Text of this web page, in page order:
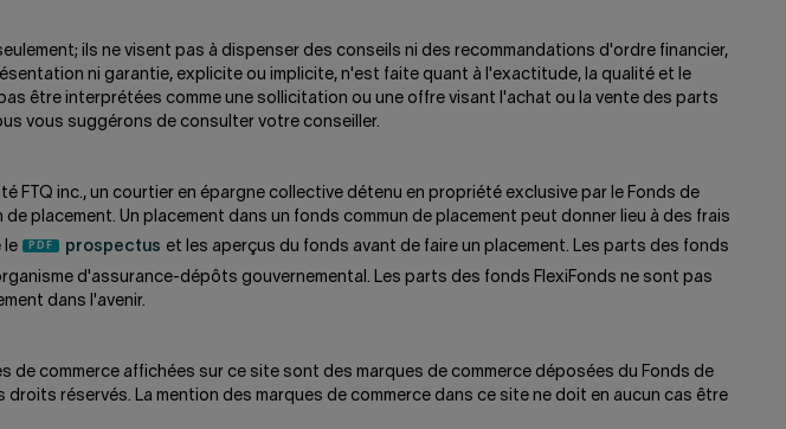
ils ne visent pas à dispenser des conseils ni des recommandations d'ordre financier,
ni garantie, explicite ou implicite, n'est faite quant à l'exactitude, la qualité et le
être interprétées comme une sollicitation ou une offre visant l'achat ou la vente des parts
vous suggérons de consulter votre conseiller.
inc., un courtier en épargne collective détenu en propriété exclusive par le Fonds de
placement. Un placement dans un fonds commun de placement peut donner lieu à des frais
le
prospectus et les aperçus du fonds avant de faire un placement. Les parts des fonds
d'assurance-dépôts gouvernemental. Les parts des fonds FlexiFonds ne sont pas
dans l'avenir.
de commerce affichées sur ce site sont des marques de commerce déposées du Fonds de
réservés. La mention des marques de commerce dans ce site ne doit en aucun cas être